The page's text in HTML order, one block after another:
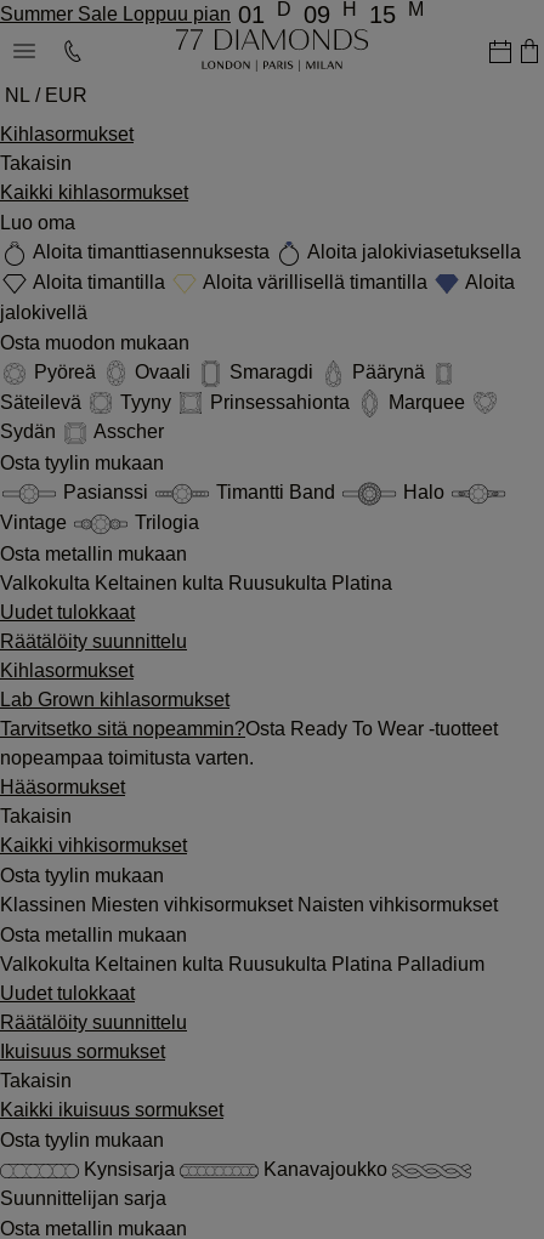
Summer Sale Loppuu pian 01 D 09 H 15 M
NL / EUR
Kihlasormukset
Takaisin
Kaikki kihlasormukset
Luo oma
Aloita timanttiasennuksesta
Aloita jalokiviasetuksella
Aloita timantilla
Aloita värillisellä timantilla
Aloita
jalokivellä
Osta muodon mukaan
Pyöreä
Ovaali Smaragdi
Päärynä
Säteilevä
Tyyny Prinsessahionta
Marquee
Sydän
Asscher
Osta tyylin mukaan
Pasianssi
Timantti Band
Halo
Vintage
Trilogia
Osta metallin mukaan
Valkokulta Keltainen kulta Ruusukulta Platina
Uudet tulokkaat
Räätälöity suunnittelu
Kihlasormukset
Lab Grown kihlasormukset
Tarvitsetko sitä nopeammin?Osta Ready To Wear -tuotteet
nopeampaa toimitusta varten.
Hääsormukset
Takaisin
Kaikki vihkisormukset
Osta tyylin mukaan
Klassinen Miesten vihkisormukset Naisten vihkisormukset
Osta metallin mukaan
Valkokulta Keltainen kulta Ruusukulta Platina Palladium
Uudet tulokkaat
Räätälöity suunnittelu
Ikuisuus sormukset
Takaisin
Kaikki ikuisuus sormukset
Osta tyylin mukaan
Kynsisarja
Kanavajoukko
Suunnittelijan sarja
Osta metallin mukaan